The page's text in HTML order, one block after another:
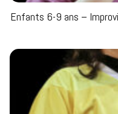
Enfants 6-9 ans –